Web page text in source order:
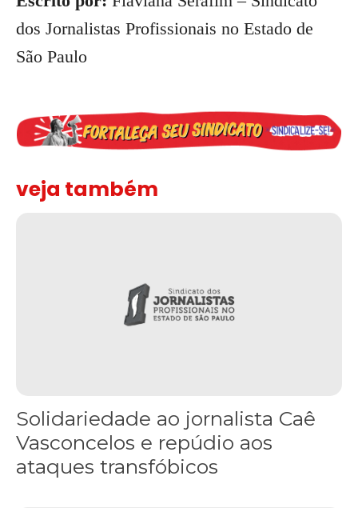
dos Jornalistas Profissionais no Estado de
São Paulo
veja também
Solidariedade ao jornalista Caê
Vasconcelos e repúdio aos
ataques transfóbicos